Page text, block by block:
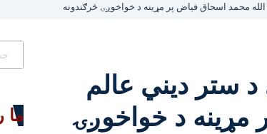
محمد اسحاق فیاض پر مړینه د خواخوږۍ څرګندونه
ستر دیني عالم
مړینه د خواخوږۍ
ما